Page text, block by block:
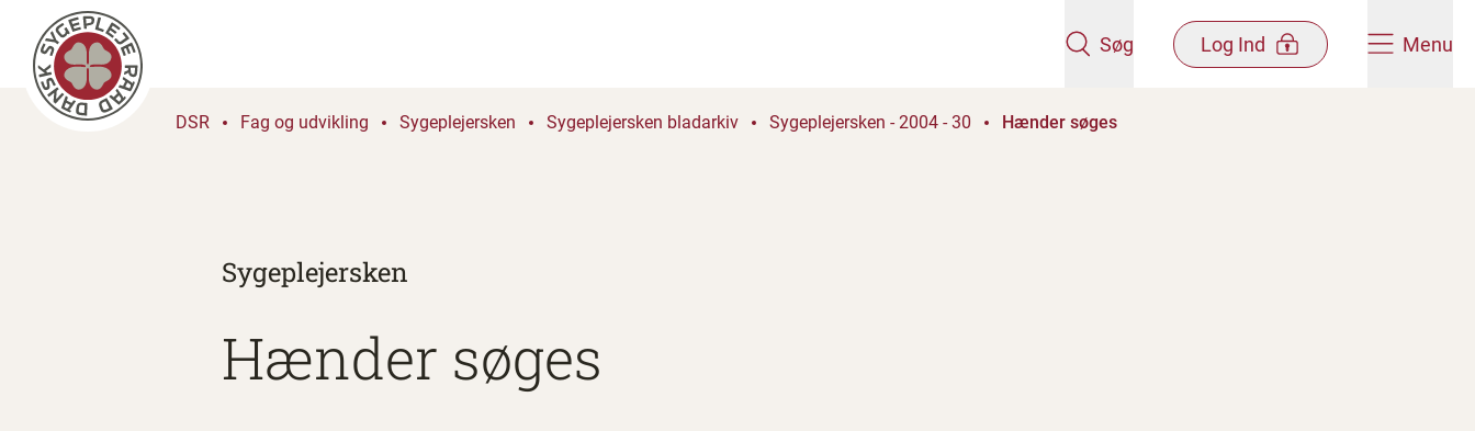
Søg Log Ind Menu
DSR Fag og udvikling Sygeplejersken Sygeplejersken bladarkiv Sygeplejersken - 2004 - 30 Hænder søges
Sygeplejersken
Hænder søges